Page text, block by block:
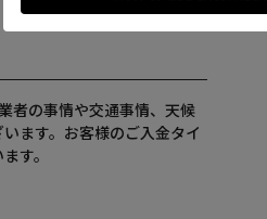
者の事情や交通事情、天候
ます。お客様のご入金タイ
す。